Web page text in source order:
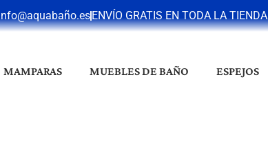
ENVÍO GRATIS EN TODA LA TIENDA
MAMPARAS MUEBLES DE BAÑO ESPEJOS